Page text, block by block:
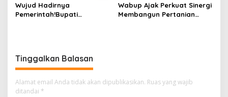
Wujud Hadirnya
Pemerintah!Bupati
Wabup Ajak Perkuat Sinergi
Membangun Pertanian
Tinggalkan Balasan
Alamat email Anda tidak akan dipublikasikan. Ruas yang wajib
ditandai *